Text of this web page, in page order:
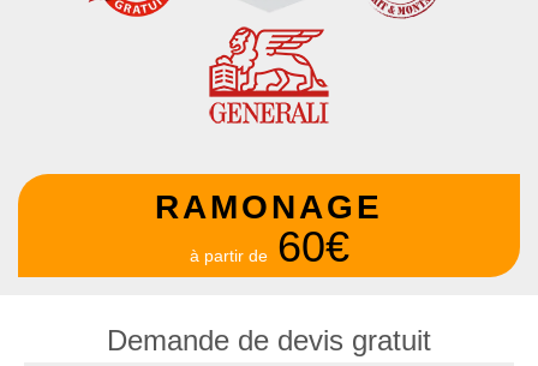
RAMONAGE
à partir de 60€
Demande de devis gratuit